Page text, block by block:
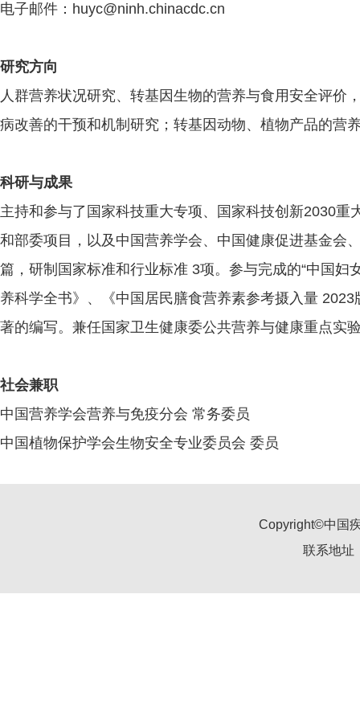
电子邮件：huyc@ninh.chinacdc.cn
研究方向
人群营养状况研究、转基因生物的营养与食用安全评价
病改善的干预和机制研究；转基因动物、植物产品的营
科研与成果
主持和参与了国家科技重大专项、国家科技创新2030
和部委项目，以及中国营养学会、中国健康促进基金会
篇，研制国家标准和行业标准 3项。参与完成的“中国
养科学全书》、《中国居民膳食营养素参考摄入量
著的编写。兼任国家卫生健康委公共营养与健康重点实
社会兼职
中国营养学会营养与免疫分会 常务委员
中国植物保护学会生物安全专业委员会 委员
Copyright©中国
联系地址